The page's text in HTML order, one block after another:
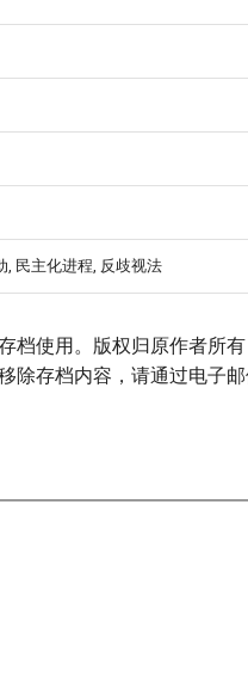
, 民主化进程, 反歧视法
档使用。版权归原作者所
存档内容，请通过电子邮